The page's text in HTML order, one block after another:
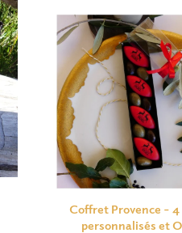
Coffret Provence –
personnalisés et